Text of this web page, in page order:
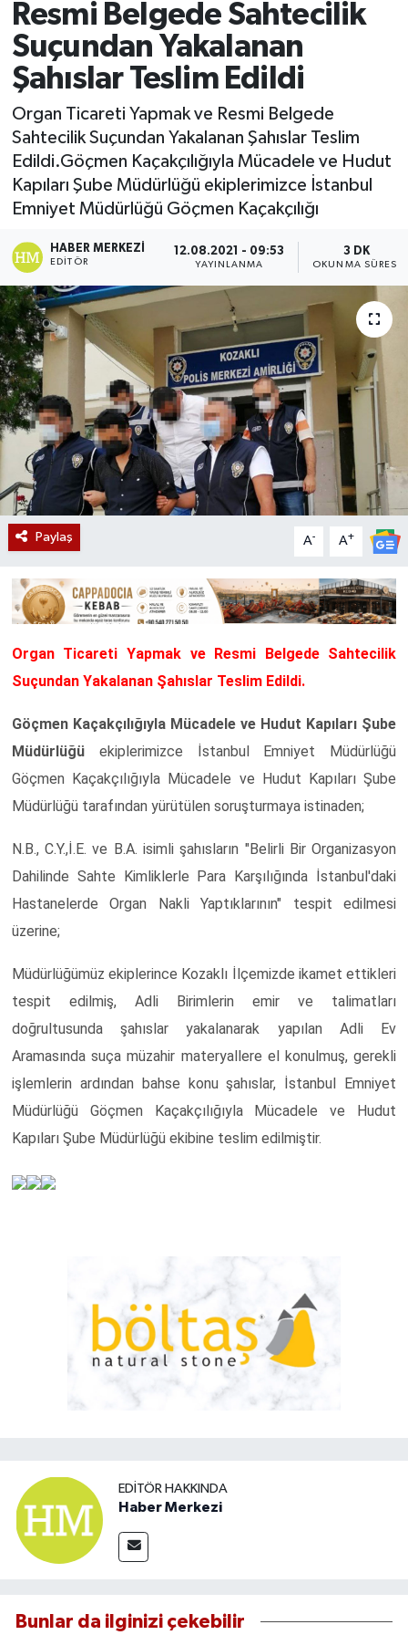
Resmi Belgede Sahtecilik
Suçundan Yakalanan
Şahıslar Teslim Edildi
Organ Ticareti Yapmak ve Resmi Belgede
Sahtecilik Suçundan Yakalanan Şahıslar Teslim
Edildi.Göçmen Kaçakçılığıyla Mücadele ve Hudut
Kapıları Şube Müdürlüğü ekiplerimizce İstanbul
Emniyet Müdürlüğü Göçmen Kaçakçılığı
HABER MERKEZI
EDITÖR
12.08.2021 - 09:53
YAYINLANMA
3 DK
OKUNMA SÜRESI
Paylaş A- A+
Organ Ticareti Yapmak ve Resmi Belgede Sahtecilik
Suçundan Yakalanan Şahıslar Teslim Edildi.
Göçmen Kaçakçılığıyla Mücadele ve Hudut Kapıları Şube
Müdürlüğüekiplerimizce İstanbul Emniyet Müdürlüğü
Göçmen Kaçakçılığıyla Mücadele ve Hudut Kapıları Şube
Müdürlüğü tarafından yürütülen soruşturmaya istinaden;
N.B., C.Y.,İ.E. ve B.A. isimli şahısların "Belirli Bir Organizasyon
Dahilinde Sahte Kimliklerle Para Karşılığında İstanbul'daki
Hastanelerde Organ Nakli Yaptıklarının" tespit edilmesi
üzerine;
Müdürlüğümüz ekiplerince Kozaklı İlçemizde ikamet ettikleri
tespit edilmiş, Adli Birimlerin emir ve talimatları
doğrultusunda şahıslar yakalanarak yapılan Adli Ev
Aramasında suça müzahir materyallere el konulmuş, gerekli
işlemlerin ardından bahse konu şahıslar, İstanbul Emniyet
Müdürlüğü Göçmen Kaçakçılığıyla Mücadele ve Hudut
Kapıları Şube Müdürlüğü ekibine teslim edilmiştir.
EDITÖR HAKKINDA
Haber Merkezi
Bunlar da ilginizi çekebilir